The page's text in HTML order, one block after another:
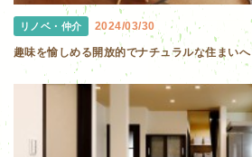
リノベ・仲介 2024/03/30
趣味を愉しめる開放的でナチュラルな住まいへ